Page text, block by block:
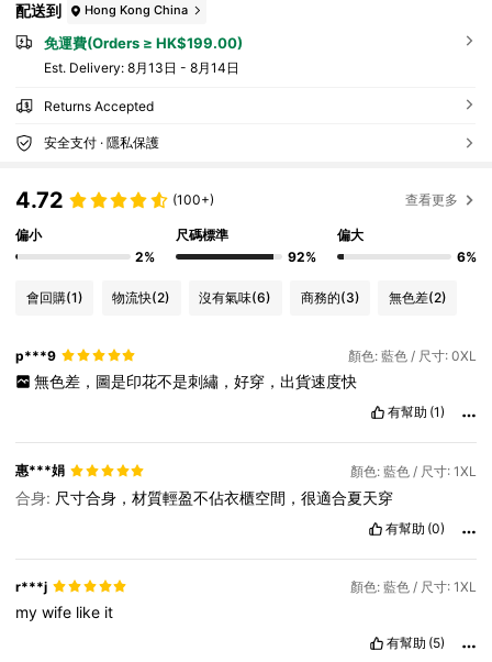
配送到 Hong Kong China
免運費(Orders ≥ HK$199.00)
​Est. Delivery: 8月13日 - 8月14日
Returns Accepted
安全支付 · 隱私保護
4.72 (100+) 查看更多
偏小
2%
尺碼標準
92%
偏大
6%
會回購(1) 物流快(2) 沒有氣味(6) 商務的(3) 無色差(2)
p***9 顏色: 藍色 / 尺寸: 0XL
無色差，圖是印花不是刺繡，好穿，出貨速度快
有幫助 (1)
惠***娟 顏色: 藍色 / 尺寸: 1XL
合身: 尺寸合身，材質輕盈不佔衣櫃空間，很適合夏天穿
有幫助 (0)
r***j 顏色: 藍色 / 尺寸: 1XL
mywife like it
有幫助 (5)